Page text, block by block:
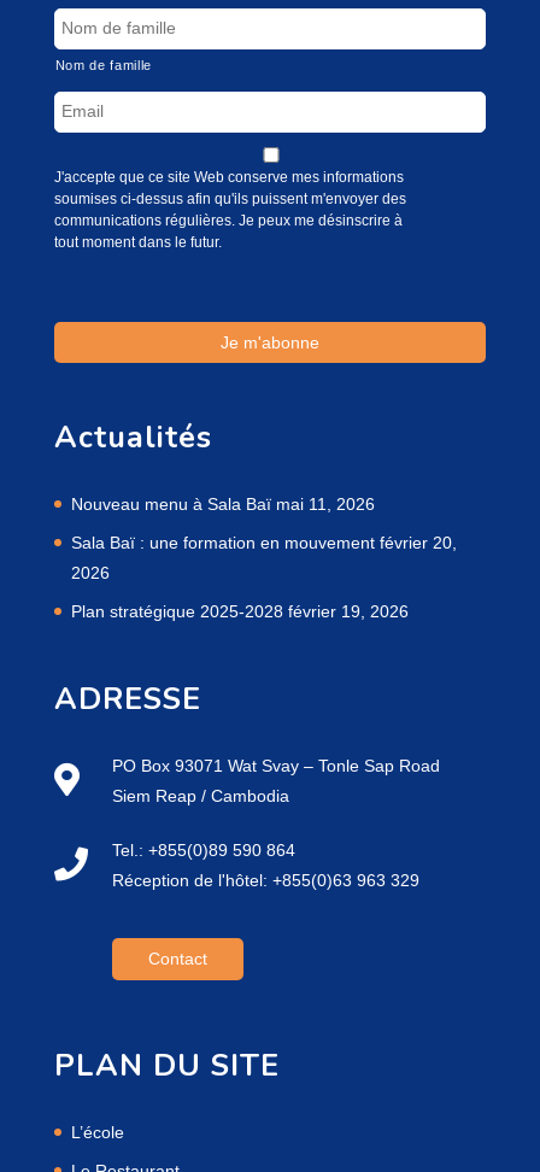
Nom de famille
J'accepte que ce site Web conserve mes informations
soumises ci-dessus afin qu'ils puissent m'envoyer des
communications régulières. Je peux me désinscrire à
tout moment dans le futur.
Actualités
Nouveau menu à Sala Baï mai 11, 2026
Sala Baï : une formation en mouvement février 20,
2026
Plan stratégique 2025-2028 février 19, 2026
ADRESSE
PO Box 93071 Wat Svay – Tonle Sap Road
Siem Reap / Cambodia
Tel.: +855(0)89 590 864
Réception de l'hôtel: +855(0)63 963 329
Contact
PLAN DU SITE
L’école